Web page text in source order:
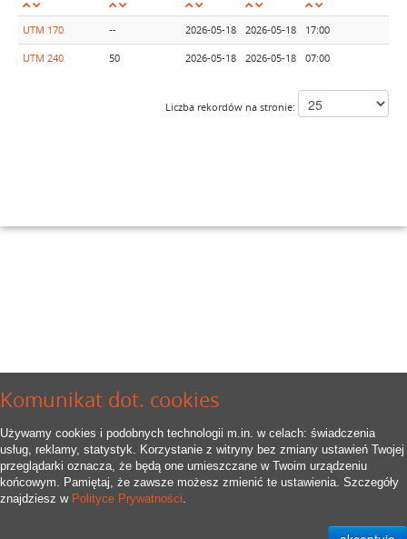
Komunikat dot. cookies
Używamy cookies i podobnych technologii m.in. w celach: świadczenia
usług, reklamy, statystyk. Korzystanie z witryny bez zmiany ustawień Twojej
przeglądarki oznacza, że będą one umieszczane w Twoim urządzeniu
końcowym. Pamiętaj, że zawsze możesz zmienić te ustawienia. Szczegóły
znajdziesz w Polityce Prywatności.
UTM 170 -- 2026-05-18 2026-05-18 17:00
UTM 240 50 2026-05-18 2026-05-18 07:00
Liczba rekordów na stronie: